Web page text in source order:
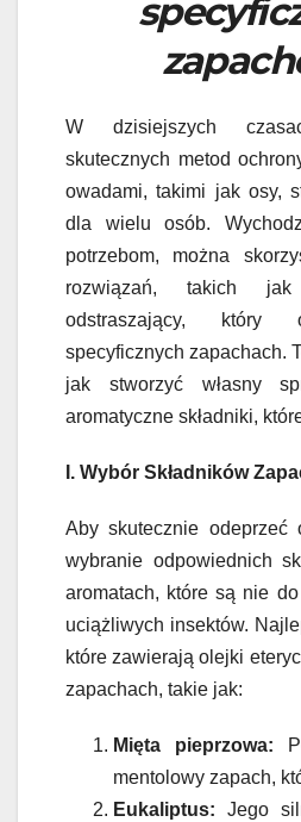
W dzisiejszych
skutecznych metod
owadami, takimi jak osy,
dla wielu osób.
potrzebom, można
rozwiązań, takich
odstraszający,
specyficznych zapachach.
jak stworzyć własny
aromatyczne składniki,
I. Wybór Składników
Aby skutecznie odeprzeć
wybranie odpowiednich
aromatach, które są nie
uciążliwych insektów.
które zawierają olejki
zapachach, takie jak:
Mięta pieprzowa:
mentolowy zapach,
Eukaliptus: Jego